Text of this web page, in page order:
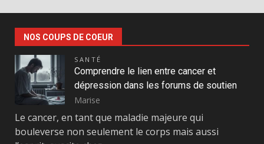
NOS COUPS DE COEUR
SANTÉ
Comprendre le lien entre cancer et
dépression dans les forums de soutien
Marise
Le cancer, en tant que maladie majeure qui
bouleverse non seulement le corps mais aussi